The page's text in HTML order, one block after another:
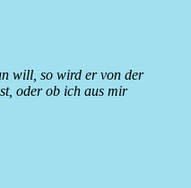
will, so wird er von der
oder ob ich aus mir